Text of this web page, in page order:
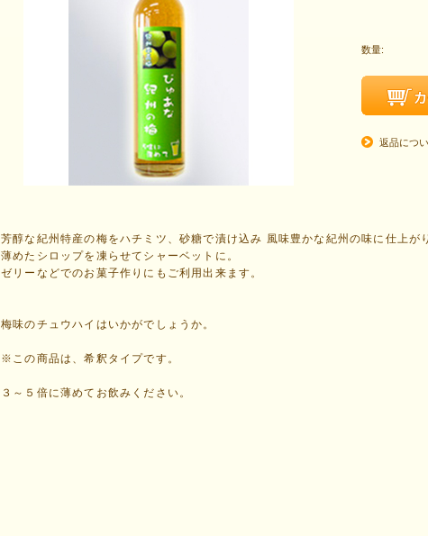
数量:
返品につ
芳醇な紀州特産の梅をハチミツ、砂糖で漬け込み 風味豊かな紀州の味に仕上が
薄めたシロップを凍らせてシャーベットに。
ゼリーなどでのお菓子作りにもご利用出来ます。
梅味のチュウハイはいかがでしょうか。
※この商品は、希釈タイプです。
３～５倍に薄めてお飲みください。